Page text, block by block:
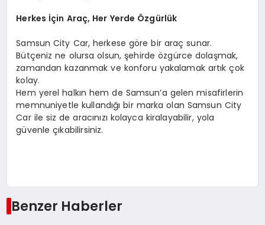
Herkes İçin Araç, Her Yerde Özgürlük
Samsun City Car, herkese göre bir araç sunar.
Bütçeniz ne olursa olsun, şehirde özgürce dolaşmak,
zamandan kazanmak ve konforu yakalamak artık çok
kolay.
Hem yerel halkın hem de Samsun’a gelen misafirlerin
memnuniyetle kullandığı bir marka olan Samsun City
Car ile siz de aracınızı kolayca kiralayabilir, yola
güvenle çıkabilirsiniz.
Benzer Haberler